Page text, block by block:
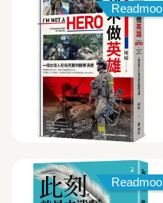
Readmoo
Readmoo